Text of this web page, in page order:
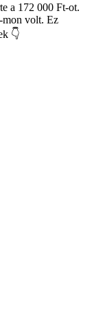
a 172 000 Ft-ot.
volt. Ez
👇